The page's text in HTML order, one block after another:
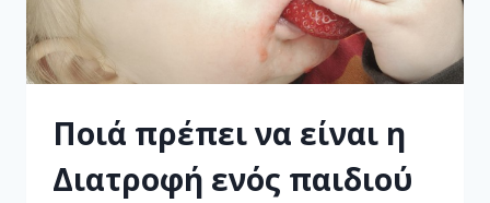
Ποιά πρέπει να είναι η
Διατροφή ενός παιδιού